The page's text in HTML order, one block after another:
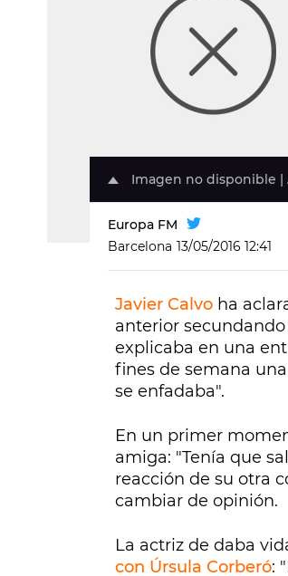
Imagen no disponible |
Europa FM
Barcelona 13/05/2016 12:41
Javier Calvo ha
anterior secundando
explicaba en una
fines de semana
se enfadaba".
En un primer
amiga: "Tenía que
reacción de su otra
cambiar de opinión.
La actriz de daba
con Úrsula Corberó: